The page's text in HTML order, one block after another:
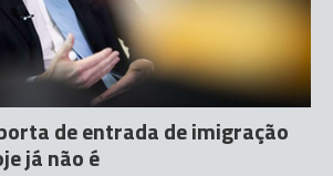
de entrada de imigração
já não é